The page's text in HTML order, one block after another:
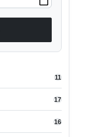
11
17
16